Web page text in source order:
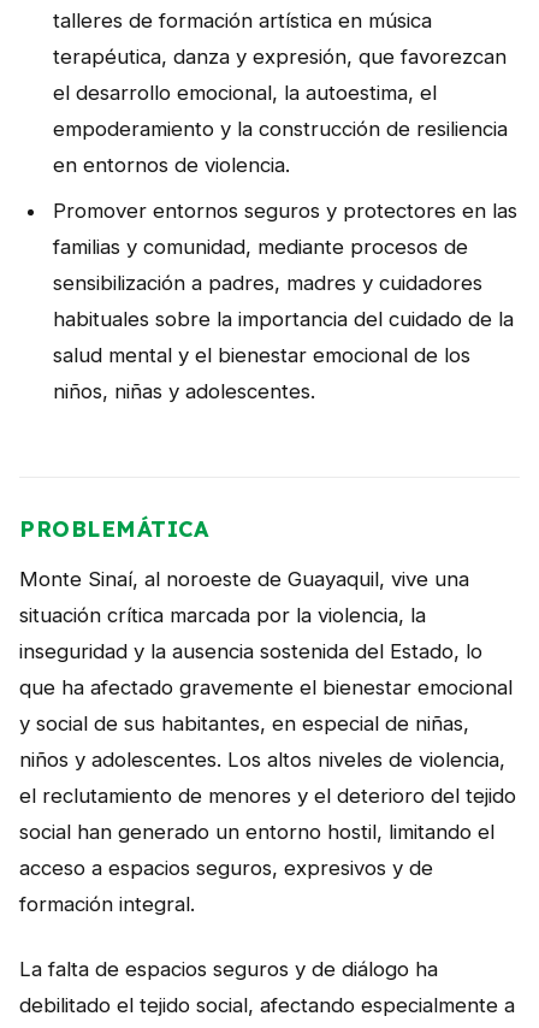
English
talleres de formación artística en música
terapéutica, danza y expresión, que favorezcan
el desarrollo emocional, la autoestima, el
empoderamiento y la construcción de resiliencia
en entornos de violencia.
Promover entornos seguros y protectores en las
familias y comunidad, mediante procesos de
sensibilización a padres, madres y cuidadores
habituales sobre la importancia del cuidado de la
salud mental y el bienestar emocional de los
niños, niñas y adolescentes.
PROBLEMÁTICA
Monte Sinaí, al noroeste de Guayaquil, vive una
situación crítica marcada por la violencia, la
inseguridad y la ausencia sostenida del Estado, lo
que ha afectado gravemente el bienestar emocional
y social de sus habitantes, en especial de niñas,
niños y adolescentes. Los altos niveles de violencia,
el reclutamiento de menores y el deterioro del tejido
social han generado un entorno hostil, limitando el
acceso a espacios seguros, expresivos y de
formación integral.
La falta de espacios seguros y de diálogo ha
debilitado el tejido social, afectando especialmente a